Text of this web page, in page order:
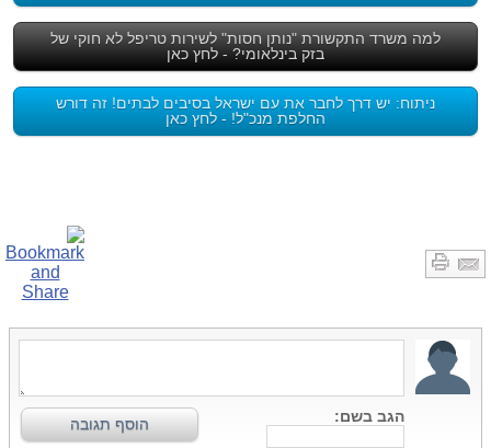
למה משרד התקשורת "נותן חסות" לשירות טריפל לא חוקי של
בזק בינלאומי? - לחץ כאן
ניתוח: יש דרך לחבר את עם ישראל בסיבים לבתים! זה דורש
החלפת מנכ"ל! - לחץ כאן